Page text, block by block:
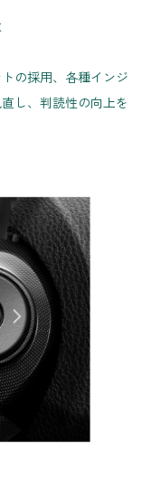
の採用、各種インジ
し、判読性の向上を